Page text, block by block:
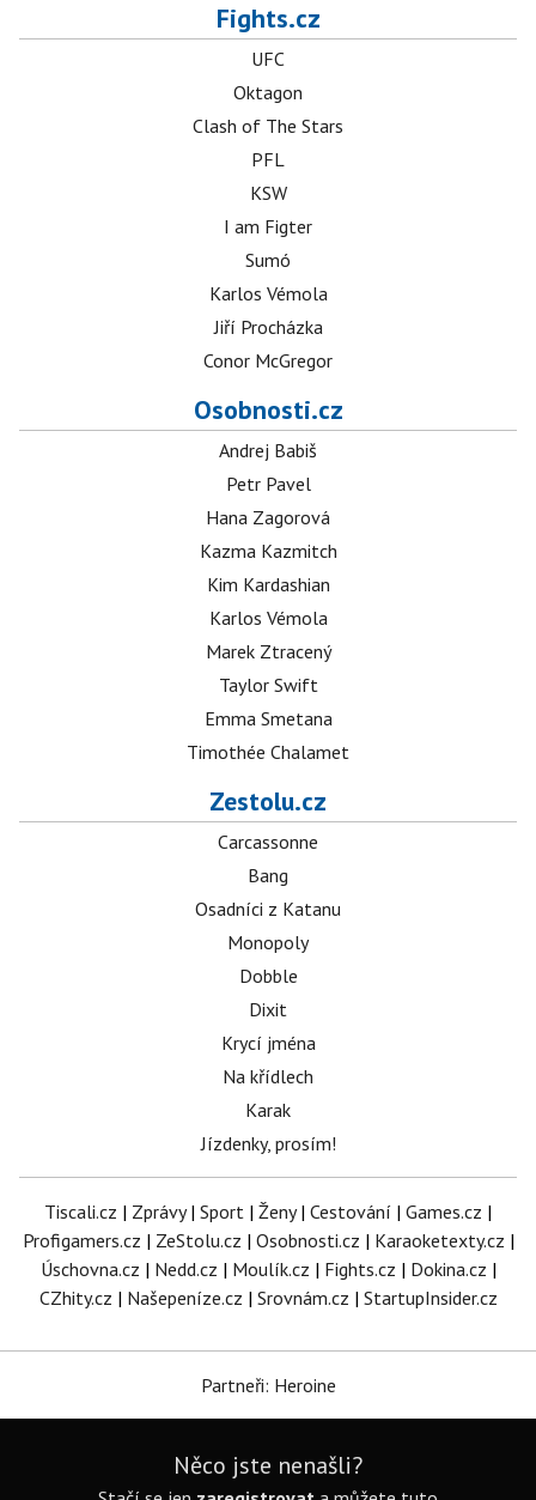
Fights.cz
UFC
Oktagon
Clash of The Stars
PFL
KSW
I am Figter
Sumó
Karlos Vémola
Jiří Procházka
Conor McGregor
Osobnosti.cz
Andrej Babiš
Petr Pavel
Hana Zagorová
Kazma Kazmitch
Kim Kardashian
Karlos Vémola
Marek Ztracený
Taylor Swift
Emma Smetana
Timothée Chalamet
Zestolu.cz
Carcassonne
Bang
Osadníci z Katanu
Monopoly
Dobble
Dixit
Krycí jména
Na křídlech
Karak
Jízdenky, prosím!
Tiscali.cz | Zprávy| Sport | Ženy| Cestování | Games.cz |
Profigamers.cz | ZeStolu.cz | Osobnosti.cz | Karaoketexty.cz |
Úschovna.cz | Nedd.cz | Moulík.cz | Fights.cz | Dokina.cz |
CZhity.cz | Našepeníze.cz | Srovnám.cz | StartupInsider.cz
Partneři: Heroine
Něco jste nenašli?